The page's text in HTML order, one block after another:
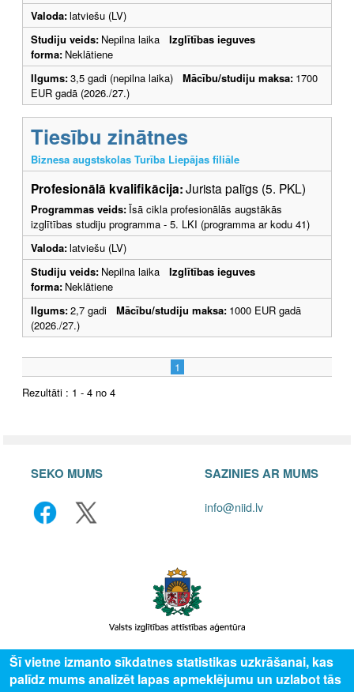
Valoda:latviešu (LV)
Studiju veids: Nepilna laika Izglītības ieguves
forma: Neklātiene
Ilgums:3,5 gadi (nepilna laika) Mācību/studiju maksa: 1700
EUR gadā (2026./27.)
Tiesību zinātnes
Biznesa augstskolas Turība Liepājas filiāle
Profesionālā kvalifikācija:Jurista palīgs (5. PKL)
Programmas veids:Īsā cikla profesionālās augstākās
izglītības studiju programma - 5. LKI (programma ar kodu 41)
Valoda:latviešu (LV)
Studiju veids: Nepilna laika Izglītības ieguves
forma: Neklātiene
Ilgums:2,7 gadi Mācību/studiju maksa: 1000 EUR gadā
(2026./27.)
1
Rezultāti : 1 - 4 no 4
SEKO MUMS SAZINIES AR MUMS
info@niid.lv
© 2025 Valsts izglītības attīstības aģentūra, publicētā satura visas tiesības
aizsargātas.
Šī vietne izmanto sīkdatnes statistikas uzkrāšanai, kas
palīdz mums analizēt lapas apmeklējumu un uzlabot tās